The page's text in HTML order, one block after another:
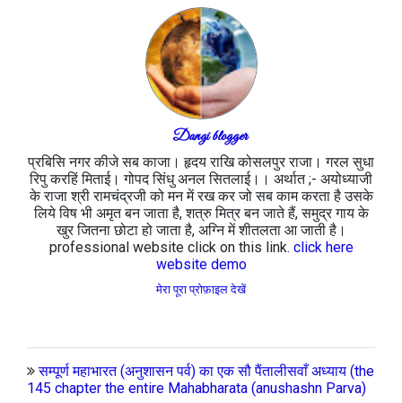
Dangi blogger
प्रबिसि नगर कीजे सब काजा। हृदय राखि कोसलपुर राजा। गरल सुधा
रिपु करहिं मिताई। गोपद सिंधु अनल सितलाई।। अर्थात ;- अयोध्याजी
के राजा श्री रामचंद्रजी को मन में रख कर जो सब काम करता है उसके
लिये विष भी अमृत बन जाता है, शत्रु मित्र बन जाते हैं, समुद्र गाय के
खुर जितना छोटा हो जाता है, अग्नि में शीतलता आ जाती है।
professional website click on this link. click here
website demo
मेरा पूरा प्रोफ़ाइल देखें
सम्पूर्ण महाभारत (अनुशासन पर्व) का एक सौ पैंतालीसवाँ अध्याय (the
145 chapter the entire Mahabharata (anushashn Parva)